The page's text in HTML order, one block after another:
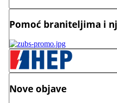
Pomoć braniteljima i
Nove objave